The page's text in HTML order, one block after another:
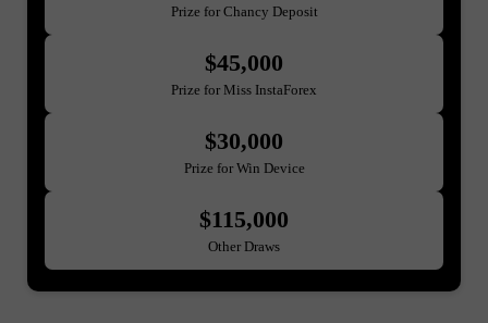
Prize for Chancy Deposit
$45,000
Prize for Miss InstaForex
$30,000
Prize for Win Device
$115,000
Other Draws